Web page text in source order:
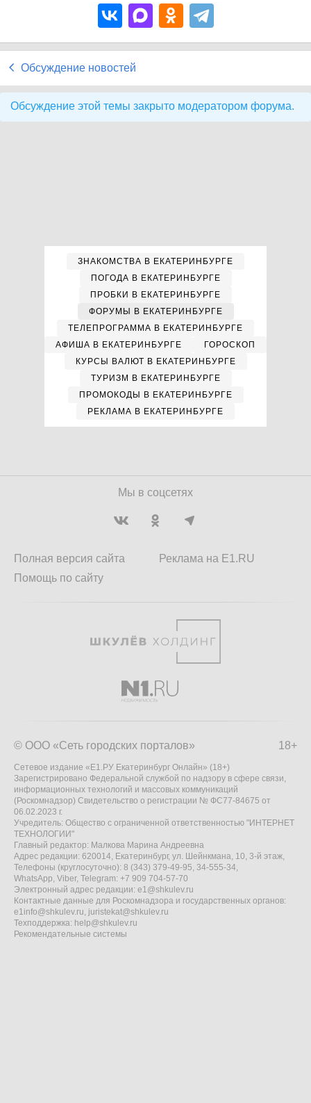
Обсуждение новостей
Обсуждение этой темы закрыто модератором форума.
ЗНАКОМСТВА В ЕКАТЕРИНБУРГЕ
ПОГОДА В ЕКАТЕРИНБУРГЕ
ПРОБКИ В ЕКАТЕРИНБУРГЕ
ФОРУМЫ В ЕКАТЕРИНБУРГЕ
ТЕЛЕПРОГРАММА В ЕКАТЕРИНБУРГЕ
АФИША В ЕКАТЕРИНБУРГЕ
ГОРОСКОП
КУРСЫ ВАЛЮТ В ЕКАТЕРИНБУРГЕ
ТУРИЗМ В ЕКАТЕРИНБУРГЕ
ПРОМОКОДЫ В ЕКАТЕРИНБУРГЕ
РЕКЛАМА В ЕКАТЕРИНБУРГЕ
Мы в соцсетях
Полная версия сайта
Помощь по сайту
Реклама на E1.RU
18+
© ООО «Сеть городских порталов»
Сетевое издание «Е1.РУ Екатеринбург Онлайн» (18+)
Зарегистрировано Федеральной службой по надзору в сфере связи,
информационных технологий и массовых коммуникаций
(Роскомнадзор) Свидетельство о регистрации № ФС77-84675 от
06.02.2023 г.
Учредитель: Общество с ограниченной ответственностью "ИНТЕРНЕТ
ТЕХНОЛОГИИ"
Главный редактор: Малкова Марина Андреевна
Адрес редакции: 620014, Екатеринбург, ул. Шейнкмана, 10, 3-й этаж,
Телефоны (круглосуточно): 8 (343) 379-49-95, 34-555-34,
WhatsApp, Viber, Telegram: +7 909 704-57-70
Электронный адрес редакции: e1@shkulev.ru
Контактные данные для Роскомнадзора и государственных органов:
e1info@shkulev.ru, juristekat@shkulev.ru
Техподдержка: help@shkulev.ru
Рекомендательные системы